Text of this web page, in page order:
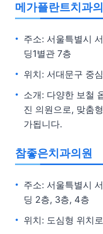
메가플란트치과
주소: 서울특별시
딩1별관 7층
위치: 서대문구 중
소개: 다양한 보철
진 의원으로, 맞춤
가됩니다.
참좋은치과의원
주소: 서울특별시
딩 2층, 3층, 4층
위치: 도심형 위치